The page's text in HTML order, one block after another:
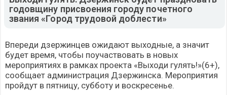
годовщину присвоения городу почетного
звания «Город трудовой доблести»
Впереди дзержинцев ожидают выходные, а значит
будет время, чтобы поучаствовать в новых
мероприятиях в рамках проекта «Выходи гулять!»(6+),
сообщает администрация Дзержинска. Мероприятия
пройдут в пятницу, субботу и воскресенье.